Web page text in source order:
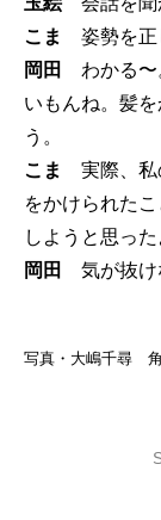
こま 姿勢を正
岡田 わかる〜
いもんね。髪
う。
こま 実際、
をかけられた
しようと思った
岡田 気が抜け
写真・大嶋千尋